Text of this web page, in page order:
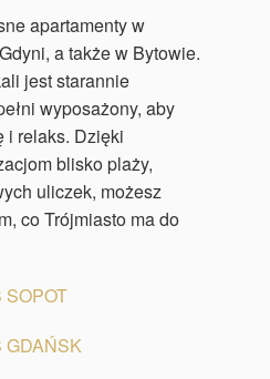
apartamenty w
a także w Bytowie.
jest starannie
wyposażony, aby
i relaks. Dzięki
blisko plaży,
uliczek, możesz
co Trójmiasto ma do